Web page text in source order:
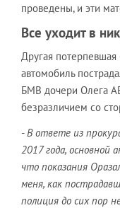
проведены, и эти
Все уходит в
Другая
автомобиль
БМВ дочери Олега
безразличием со
- В ответе из
2017 года, основной
что показания
меня, как
полиция до сих пор